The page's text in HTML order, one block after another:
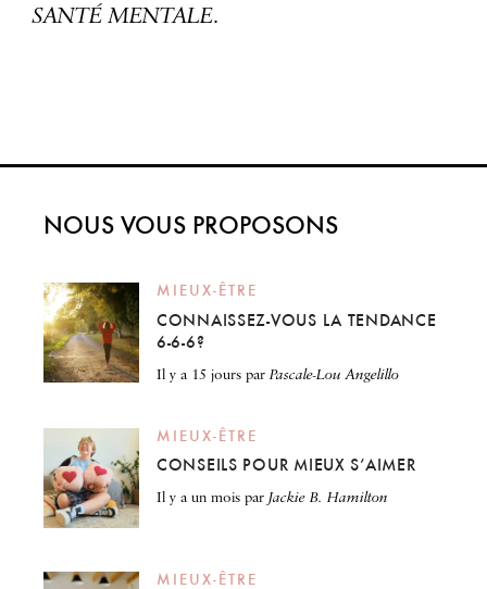
SANTÉ MENTALE.
NOUS VOUS PROPOSONS
MIEUX-ÊTRE
CONNAISSEZ-VOUS LA TENDANCE
6-6-6?
il y a 15 jours par Pascale-Lou Angelillo
MIEUX-ÊTRE
CONSEILS POUR MIEUX S’AIMER
il y a un mois par Jackie B. Hamilton
MIEUX-ÊTRE